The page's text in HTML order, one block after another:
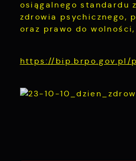
osiągalnego standardu
zdrowia psychicznego,
oraz prawo do
https://bip.brpo.gov.pl/